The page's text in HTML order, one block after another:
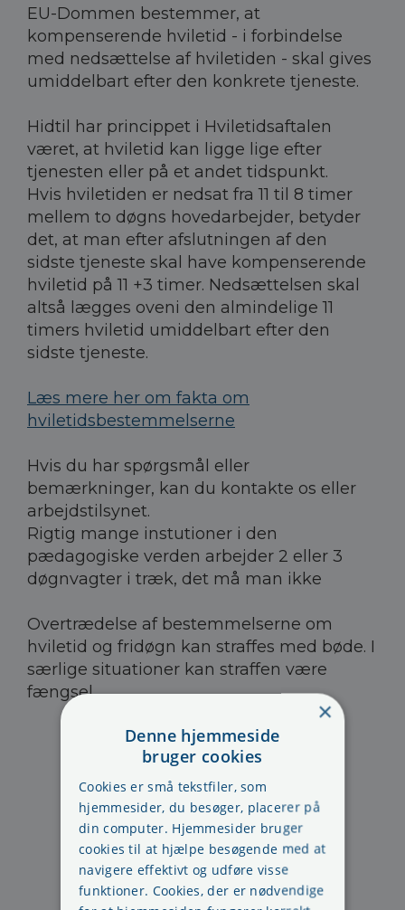
EU-Dommen bestemmer, at
kompenserende hviletid - i forbindelse
med nedsættelse af hviletiden - skal gives
umiddelbart efter den konkrete tjeneste.
Hidtil har princippet i Hviletidsaftalen
været, at hviletid kan ligge lige efter
tjenesten eller på et andet tidspunkt.
Hvis hviletiden er nedsat fra 11 til 8 timer
mellem to døgns hovedarbejder, betyder
det, at man efter afslutningen af den
sidste tjeneste skal have kompenserende
hviletid på 11 +3 timer. Nedsættelsen skal
altså lægges oveni den almindelige 11
timers hviletid umiddelbart efter den
sidste tjeneste.
Læs mere her om fakta om
hviletidsbestemmelserne
Hvis du har spørgsmål eller
bemærkninger, kan du kontakte os eller
arbejdstilsynet.
Rigtig mange instutioner i den
pædagogiske verden arbejder 2 eller 3
døgnvagter i træk, det må man ikke
Overtrædelse af bestemmelserne om
hviletid og fridøgn kan straffes med bøde. I
særlige situationer kan straffen være
fængsel.
×
Denne hjemmeside
bruger cookies
Cookies er små tekstfiler, som
hjemmesider, du besøger, placerer på
din computer. Hjemmesider bruger
cookies til at hjælpe besøgende med at
navigere effektivt og udføre visse
funktioner. Cookies, der er nødvendige